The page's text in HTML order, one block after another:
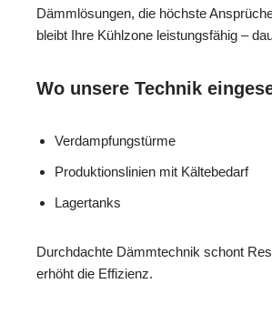
Dämmlösungen, die höchste
bleibt Ihre Kühlzone leistungsfähig –
Wo unsere Technik
Verdampfungstürme
Produktionslinien mit Kältebedarf
Lagertanks
Durchdachte Dämmtechnik schont
erhöht die Effizienz.